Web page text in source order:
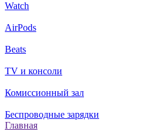
Watch
AirPods
Beats
TV и консоли
Комиссионный зал
Беспроводные зарядки
Главная